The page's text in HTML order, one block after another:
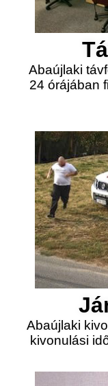
Abaújlaki
24 órájában
Abaújlaki
kivonulási